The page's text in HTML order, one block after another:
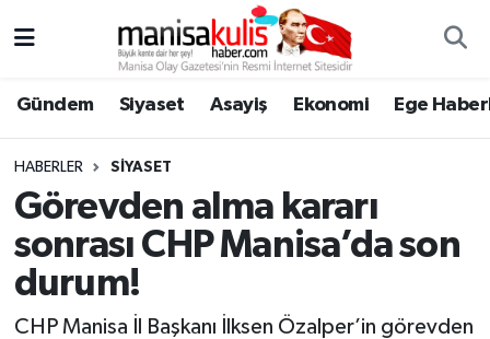
Gündem Siyaset Asayiş Ekonomi Ege
HABERLER SIYASET
Görevden alma kararı
sonrası CHP Manisa’da son
durum!
CHP Manisa İl Başkanı İlksen Özalper’in görevden
Ege Haberleri
Ekonomi
Genel
Yunusemre Hava Durumu
Yunusemre Trafik Yoğunluk Haritası
Süper Lig Puan Durumu ve Fikstür